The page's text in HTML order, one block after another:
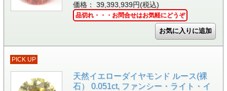
価格： 39,393,939円(税込)
品切れ・・・お問合せはお気軽にどうぞ
PICK UP
天然イエローダイヤモンド ルース(裸
石） 0.051ct, ファンシー・ライト・イ